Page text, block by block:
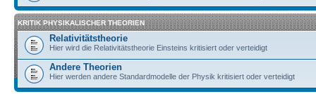
KRITIK PHYSIKALISCHER THEORIEN
Relativitätstheorie
Hier wird die Relativitätstheorie Einsteins kritisiert oder verteidigt
Andere Theorien
Hier werden andere Standardmodelle der Physik kritisiert oder verteidigt